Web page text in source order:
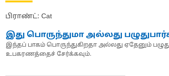
பிராண்ட்: Cat
இது பொருந்துமா அல்லது
இந்தப் பாகம் பொருந்துகிறதா அல்லது ஏதேனும்
உபகரணத்தைச் சேர்க்கவும்.